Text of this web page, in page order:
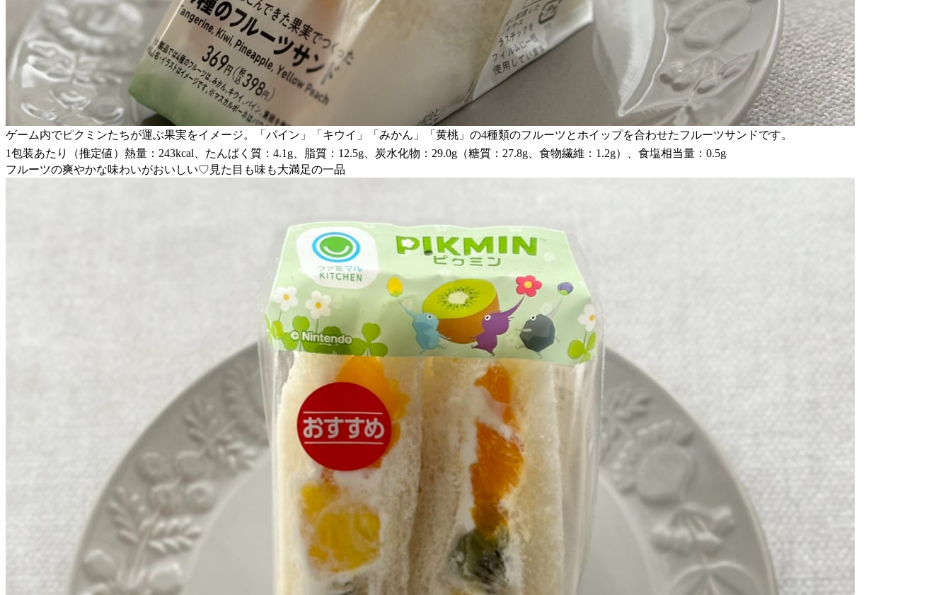
ゲーム内でピクミンたちが運ぶ果実をイメージ。「パイン」「キウイ」「みかん」「黄桃」の4種類のフルーツとホイップを合わせたフルーツサンドです。
1包装あたり（推定値）熱量：243kcal、たんぱく質：4.1g、脂質：12.5g、炭水化物：29.0g（糖質：27.8g、食物繊維：1.2g）、食塩相当量：0.5g
フルーツの爽やかな味わいがおいしい♡見た目も味も大満足の一品